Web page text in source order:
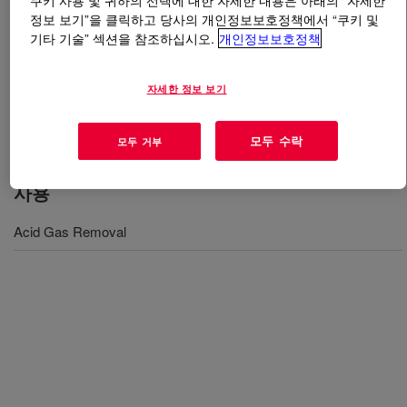
무엇입니까UCARSOL™ HS Solvent 104?
A formulated amine solvent designed to selectively
from both liquid hydrocarbon and natural gas streams.
사용
Acid Gas Removal
정보 보기”을 클릭하고 당사의 개인정보보호정책에서 “쿠키 및
기타 기술” 섹션을 참조하십시오. 개인정보보호정책
자세한 정보 보기
모두 거부 모두 수락